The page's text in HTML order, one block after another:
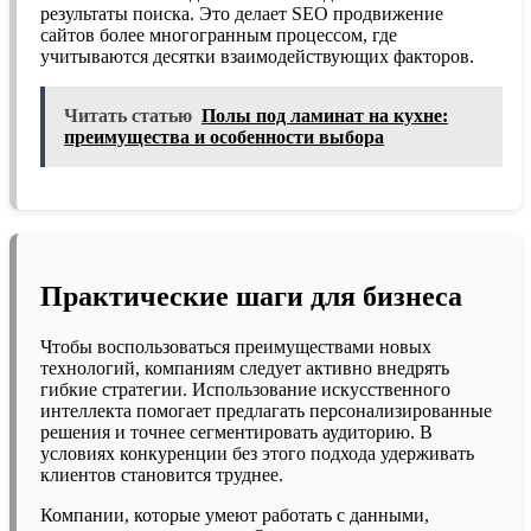
результаты поиска. Это делает SEO продвижение
сайтов более многогранным процессом, где
учитываются десятки взаимодействующих факторов.
Читать статью Полы под ламинат на кухне:
преимущества и особенности выбора
Практические шаги для бизнеса
Чтобы воспользоваться преимуществами новых
технологий, компаниям следует активно внедрять
гибкие стратегии. Использование искусственного
интеллекта помогает предлагать персонализированные
решения и точнее сегментировать аудиторию. В
условиях конкуренции без этого подхода удерживать
клиентов становится труднее.
Компании, которые умеют работать с данными,